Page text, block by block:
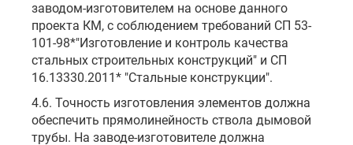
заводом-изготовителем на основе данного
проекта КМ, с соблюдением требований СП 53-
101-98*"Изготовление и контроль качества
стальных строительных конструкций" и СП
16.13330.2011* "Стальные конструкции".
4.6. Точность изготовления элементов должна
обеспечить прямолинейность ствола дымовой
трубы. На заводе-изготовителе должна